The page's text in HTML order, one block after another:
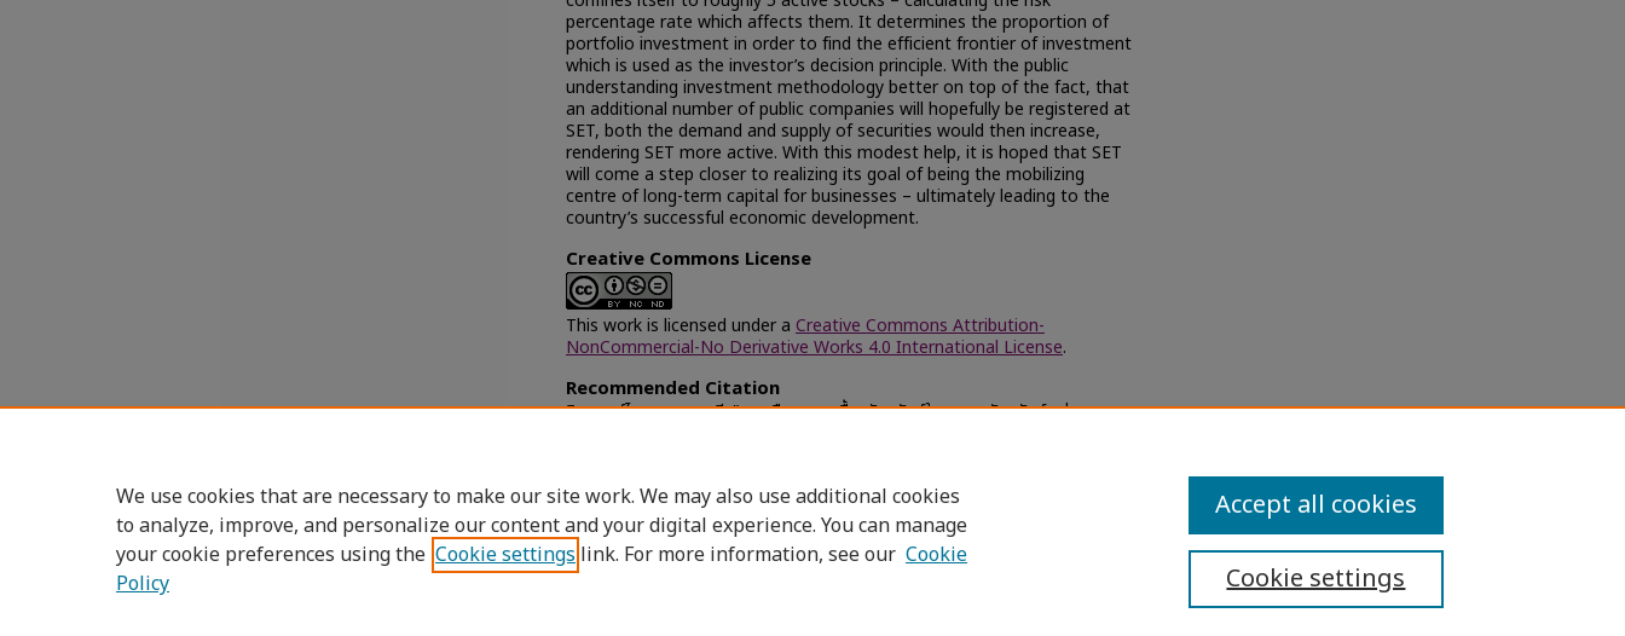
percentage rate which affects them. It determines the proportion of
portfolio investment in order to find the efficient frontier of investment
which is used as the investor’s decision principle. With the public
understanding investment methodology better on top of the fact, that
an additional number of public companies will hopefully be registered at
SET, both the demand and supply of securities would then increase,
rendering SET more active. With this modest help, it is hoped that SET
will come a step closer to realizing its goal of being the mobilizing
centre of long-term capital for businesses – ultimately leading to the
country’s successful economic development.
Creative Commons License
This work is licensed under a Creative Commons Attribution-
NonCommercial-No Derivative Works 4.0 International License.
Recommended Citation
อิสรพงศ์ไพศาล, พรรณี, "การเลือกลงทุนซื้อหลักทรัพย์ในตลาดหลักทรัพย์แห่ง
Accessibility Statement
We use cookies that are necessary to make our site work. We may also use additional cookies
to analyze, improve, and personalize our content and your digital experience. You can manage
your cookie preferences using the Cookie settings link. For more information, see our Cookie
Policy
Cookie settings
Accept all cookies